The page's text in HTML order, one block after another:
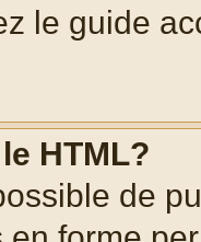
le guide
HTML?
de